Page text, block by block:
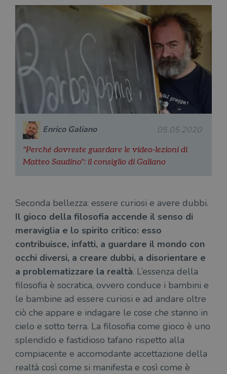
Enrico Galiano 05.05.2020
"Perché dovreste guardare le video-lezioni di
Matteo Saudino": il consiglio di Galiano
Seconda bellezza: essere curiosi e avere dubbi.
Il gioco della filosofia accende il senso di
meraviglia e lo spirito critico: esso
contribuisce, infatti, a guardare il mondo con
occhi diversi, a creare dubbi, a disorientare e
a problematizzare la realtà. L’essenza della
filosofia è socratica, ovvero conduce i bambini e
le bambine ad essere curiosi e ad andare oltre
ciò che appare e indagare le cose che stanno in
cielo e sotto terra. La filosofia come gioco è uno
splendido e fastidioso tafano rispetto alla
compiacente e accomodante accettazione della
realtà così come si manifesta e così come è